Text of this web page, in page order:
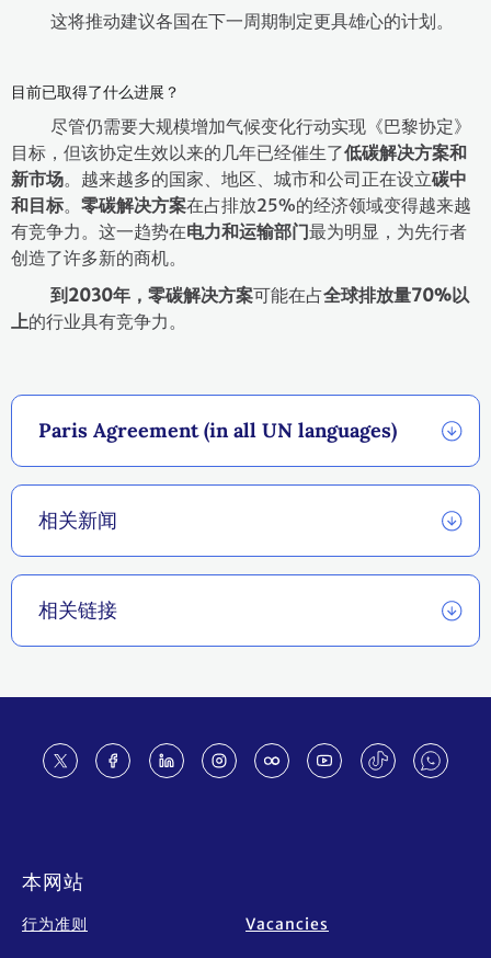
Paris Agreement (in all UN languages)
相关新闻
相关链接
这将推动建议各国在下一周期制定更具雄心的计划。
目前已取得了什么进展？
尽管仍需要大规模增加气候变化行动实现《巴黎协定》
目标，但该协定生效以来的几年已经催生了低碳解决方案和
新市场。越来越多的国家、地区、城市和公司正在设立碳中
和目标。 零碳解决方案在占排放25%的经济领域变得越来越
有竞争力。这一趋势在电力和运输部门最为明显，为先行者
创造了许多新的商机。
到2030年，零碳解决方案可能在占全球排放量70%以
上的行业具有竞争力。
本网站
行为准则 Vacancies